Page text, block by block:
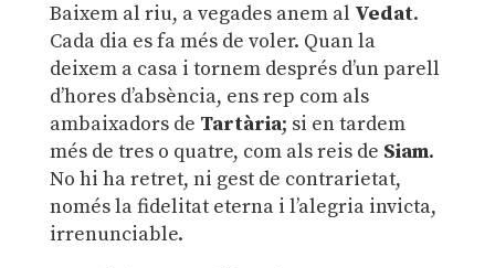
Baixem al riu, a vegades anem al Vedat.
Cada dia es fa més de voler. Quan la
deixem a casa i tornem després d’un parell
d’hores d’absència, ens rep com als
ambaixadors de Tartària; si en tardem
més de tres o quatre, com als reis de Siam.
No hi ha retret, ni gest de contrarietat,
només la fidelitat eterna i l’alegria invicta,
irrenunciable.